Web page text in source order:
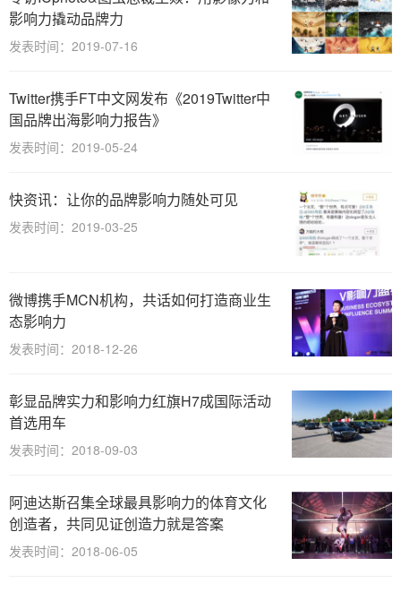
影响力撬动品牌力
发表时间：2019-07-16
Twitter携手FT中文网发布《2019Twitter中
国品牌出海影响力报告》
发表时间：2019-05-24
快资讯：让你的品牌影响力随处可见
发表时间：2019-03-25
微博携手MCN机构，共话如何打造商业生
态影响力
发表时间：2018-12-26
彰显品牌实力和影响力红旗H7成国际活动
首选用车
发表时间：2018-09-03
阿迪达斯召集全球最具影响力的体育文化
创造者，共同见证创造力就是答案
发表时间：2018-06-05